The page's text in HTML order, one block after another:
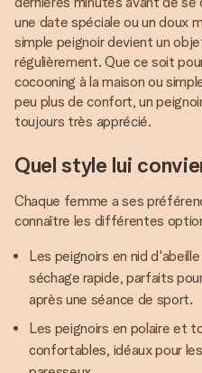
une date spéciale ou un doux
simple peignoir devient un
régulièrement. Que ce soit
cocooning à la maison ou
peu plus de confort, un
toujours très apprécié.
Quel style lui
Chaque femme a ses
connaître les différentes
Les peignoirs en nid
séchage rapide, parfaits
après une séance de sport.
Les peignoirs en polaire et
confortables, idéaux pour